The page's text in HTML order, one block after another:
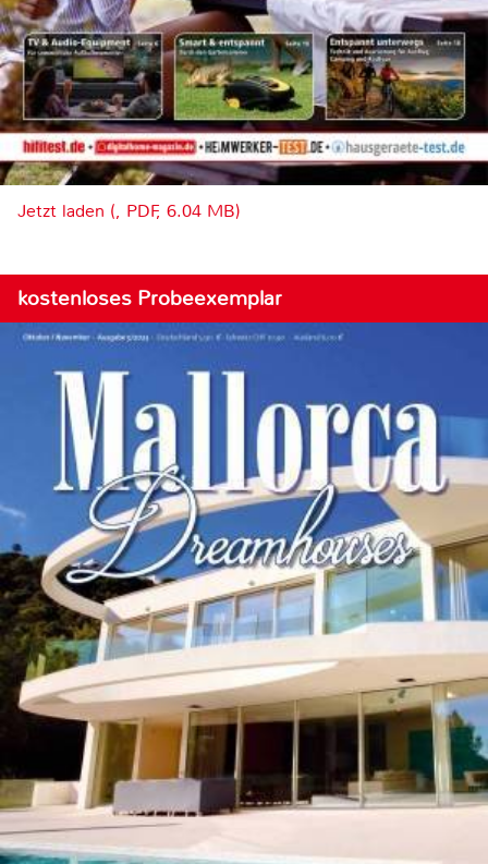
Jetzt laden (, PDF, 6.04 MB)
kostenloses Probeexemplar